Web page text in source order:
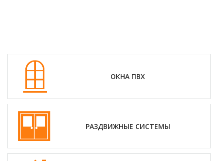
ОКНА ПВХ
РАЗДВИЖНЫЕ СИСТЕМЫ